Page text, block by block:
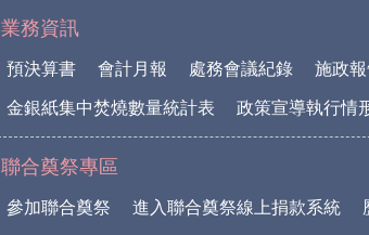
業務資訊
預決算書 會計月報 處務會議紀錄 施政
金銀紙集中焚燒數量統計表 政策宣導執行情
聯合奠祭專區
參加聯合奠祭 進入聯合奠祭線上捐款系統